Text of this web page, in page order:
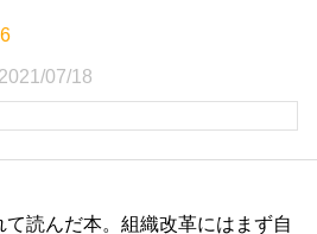
2021/07/18
て読んだ本。組織改革にはまず自